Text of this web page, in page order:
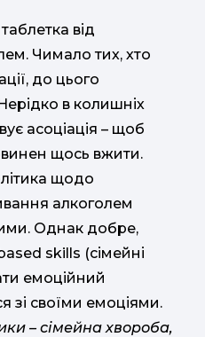
від
Чимало тих, хто
до цього
в колишніх
асоціація – щоб
щось вжити.
щодо
алкоголем
Однак добре,
skills (сімейні
емоційний
зі своїми емоціями.
– сімейна хвороба,